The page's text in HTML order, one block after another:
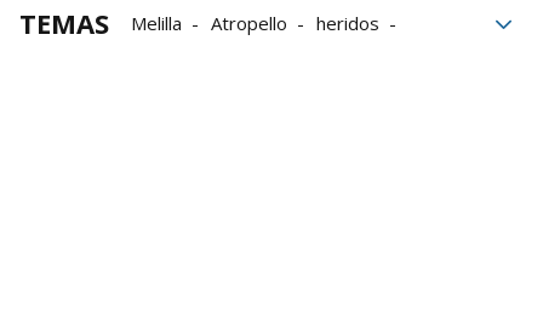
TEMAS Melilla Atropello
heridos